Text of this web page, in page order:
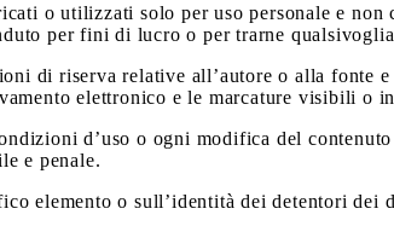
o utilizzati solo per uso personale e
per fini di lucro o per trarne
di riserva relative all’autore o alla fonte
elettronico e le marcature visibili o
d’uso o ogni modifica del
e penale.
elemento o sull’identità dei detentori